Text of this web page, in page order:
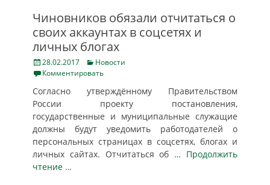
Чиновников обязали отчитаться о
своих аккаунтах в соцсетях и
личных блогах
Posted
on
28.02.2017 Categories
Новости
Комментировать
Согласно утверждённому Правительством
России проекту постановления,
государственные и муниципальные служащие
должны будут уведомить работодателей о
персональных страницах в соцсетях, блогах и
личных сайтах. Отчитаться об … Продолжить
чтение …